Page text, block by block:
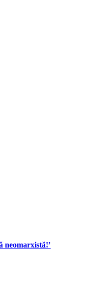
neomarxistă!’